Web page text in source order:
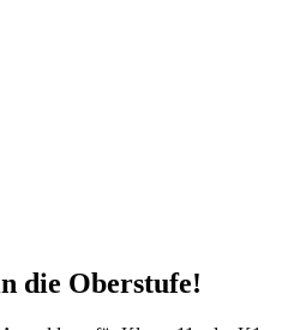
die Oberstufe!